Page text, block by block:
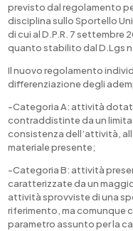
previsto dal regolamento
disciplina sullo Sportello
di cui al D.P.R. 7 settembre
quanto stabilito dal D.Lgs
Il nuovo regolamento
differenziazione degli
-Categoria A: attività
contraddistinte da un
consistenza dell’attività,
materiale presente;
-Categoria B: attività
caratterizzate da un
attività sprovviste di una
riferimento, ma comunque
parametro assunto per la